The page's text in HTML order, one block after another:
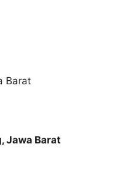
Barat
Jawa Barat